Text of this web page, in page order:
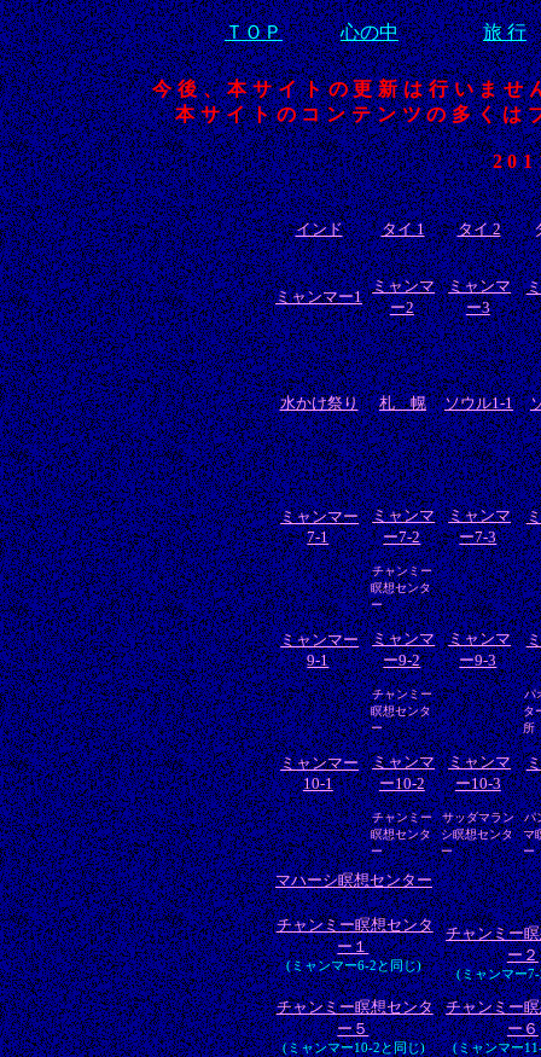
ＴＯＰ 心の中 旅 行
今後、本サイトの更新は行いま
本サイトのコンテンツの多くは
インド タイ 1 タイ 2
ミャンマー1
ミャンマ
ー2
ミャンマ
ー3
水かけ祭り 札 幌 ソウル1-1
ミャンマー
7-1
ミャンマ
ー7-2
ミャンマ
ー7-3
チャンミー
瞑想センタ
ー
ミャンマー
9-1
ミャンマ
ー9-2
ミャンマ
ー9-3
チャンミー
瞑想センタ
ー
パ
タ
所
ミャンマー
10-1
ミャンマ
ー10-2
ミャンマ
ー10-3
チャンミー
瞑想センタ
ー
サッダマラン
シ瞑想センタ
ー
パ
マ
ー
マハーシ瞑想センター
チャンミー瞑想センタ
ー１
(ミャンマー6-2と同じ)
チャンミー
ー２
(ミャンマー
チャンミー瞑想センタ
ー５
(ミャンマー10-2と同じ)
チャンミー
ー６
(ミャンマー